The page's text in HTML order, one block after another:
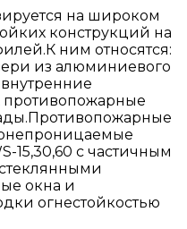
на широком
конструкций на
ним относятся:
из алюминиевого
противопожарные
15,30,60 с частичным
окна и
огнестойкостью